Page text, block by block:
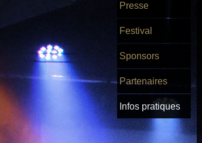
Presse
Festival
Sponsors
Partenaires
Infos pratiques